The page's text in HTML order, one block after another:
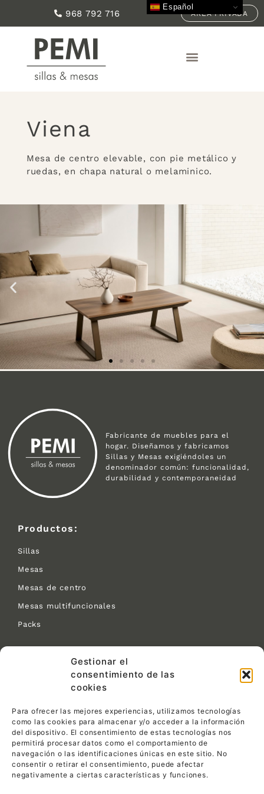
Gestionar el
consentimiento de las
cookies
Para ofrecer las mejores experiencias, utilizamos tecnologías
como las cookies para almacenar y/o acceder a la información
del dispositivo. El consentimiento de estas tecnologías nos
permitirá procesar datos como el comportamiento de
navegación o las identificaciones únicas en este sitio. No
consentir o retirar el consentimiento, puede afectar
negativamente a ciertas características y funciones.
968 792 716 ÁREA PRIVADA
Viena
Mesa de centro elevable, con pie metálico y
ruedas, en chapa natural o melaminico.
Fabricante de muebles para el
hogar. Diseñamos y fabricamos
Sillas y Mesas exigiéndoles un
denominador común: funcionalidad,
durabilidad y contemporaneidad
Productos:
Sillas
Mesas
Mesas de centro
Mesas multifuncionales
Packs
C/ Las Tejeras S/N.
CP 30510 Yecla (Murcia)
info@pemin1ensillas.com
Legal:
Política de privacidad
Español